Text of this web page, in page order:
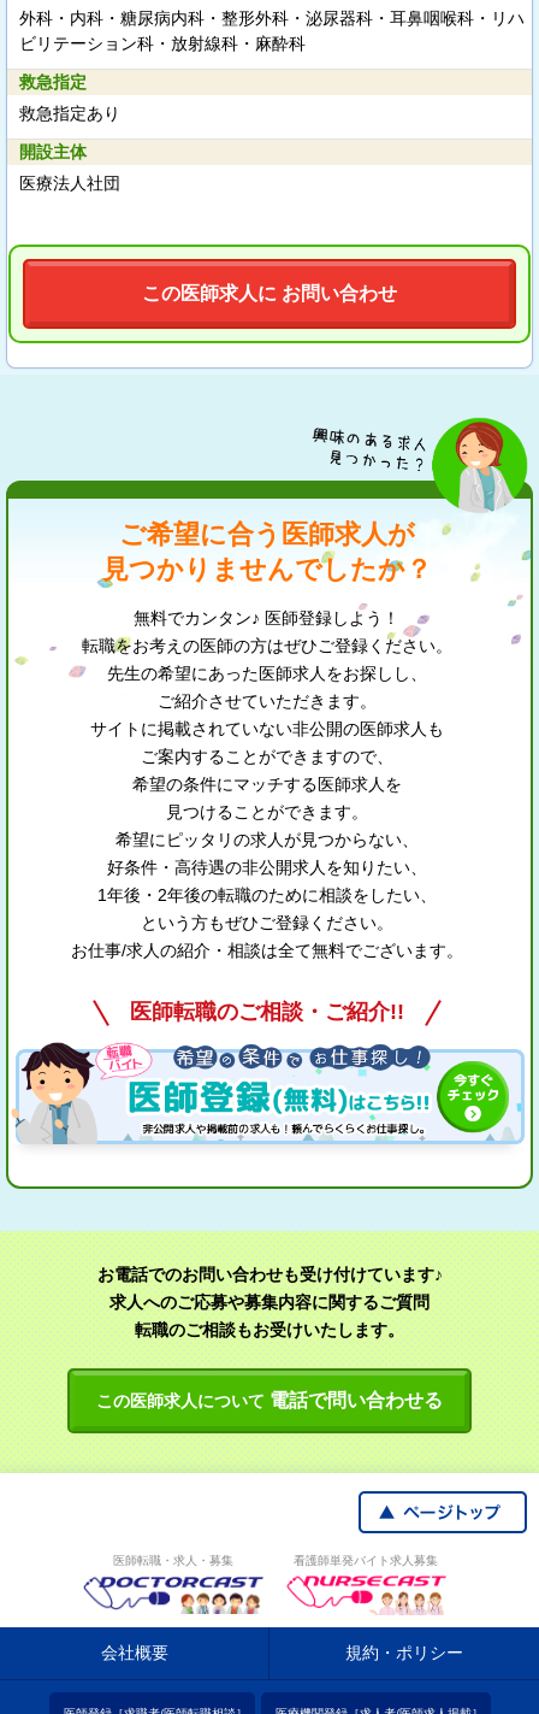
外科・内科・糖尿病内科・整形外科・泌尿器科・耳鼻咽喉科・リハ
ビリテーション科・放射線科・麻酔科
救急指定
救急指定あり
開設主体
医療法人社団
この医師求人に お問い合わせ
ご希望に合う医師求人が
見つかりませんでしたか？
無料でカンタン♪ 医師登録しよう！
転職をお考えの医師の方はぜひご登録ください。
先生の希望にあった医師求人をお探しし、
ご紹介させていただきます。
サイトに掲載されていない非公開の医師求人も
ご案内することができますので、
希望の条件にマッチする医師求人を
見つけることができます。
希望にピッタリの求人が見つからない、
好条件・高待遇の非公開求人を知りたい、
1年後・2年後の転職のために相談をしたい、
という方もぜひご登録ください。
お仕事/求人の紹介・相談は全て無料でございます。
医師転職のご相談・ご紹介!!
お電話でのお問い合わせも受け付けています♪
求人へのご応募や募集内容に関するご質問
転職のご相談もお受けいたします。
この医師求人について 電話で問い合わせる
医師転職・求人・募集 看護師単発バイト求人募集
会社概要 規約・ポリシー